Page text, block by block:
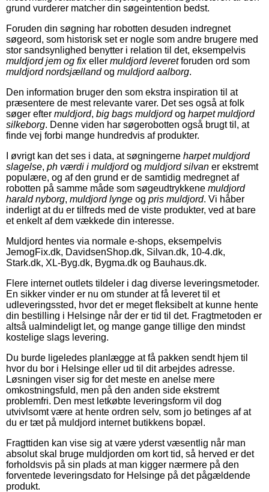
grund vurderer matcher din søgeintention bedst.
Foruden din søgning har robotten desuden indregnet
søgeord, som historisk set er nogle som andre brugere med
stor sandsynlighed benytter i relation til det, eksempelvis
muldjord jem og fixeller muldjord leveretforuden ord som
muldjord nordsjællandog muldjord aalborg.
Den information bruger den som ekstra inspiration til at
præsentere de mest relevante varer. Det ses også at folk
søger efter muldjord, big bags muldjordog harpet muldjord
silkeborg. Denne viden har søgerobotten også brugt til, at
finde vej forbi mange hundredvis af produkter.
I øvrigt kan det ses i data, at søgningerne harpet muldjord
slagelse, ph værdi i muldjordog muldjord silvan er ekstremt
populære, og af den grund er de samtidig medregnet af
robotten på samme måde som søgeudtrykkene muldjord
harald nyborg, muldjord lynge og pris muldjord. Vi håber
inderligt at du er tilfreds med de viste produkter, ved at bare
et enkelt af dem vækkede din interesse.
Muldjord hentes via normale e-shops, eksempelvis
JemogFix.dk, DavidsenShop.dk, Silvan.dk, 10-4.dk,
Stark.dk, XL-Byg.dk, Bygma.dk og Bauhaus.dk.
Flere internet outlets tildeler i dag diverse leveringsmetoder.
En sikker vinder er nu om stunder at få leveret til et
udleveringssted, hvor det er meget fleksibelt at kunne hente
din bestilling i Helsinge når der er tid til det. Fragtmetoden er
altså ualmindeligt let, og mange gange tillige den mindst
kostelige slags levering.
Du burde ligeledes planlægge at få pakken sendt hjem til
hvor du bor i Helsinge eller ud til dit arbejdes adresse.
Løsningen viser sig for det meste en anelse mere
omkostningsfuld, men på den anden side ekstremt
problemfri. Den mest letkøbte leveringsform vil dog
utvivlsomt være at hente ordren selv, som jo betinges af at
du er tæt på muldjord internet butikkens bopæl.
Fragttiden kan vise sig at være yderst væsentlig når man
absolut skal bruge muldjorden om kort tid, så herved er det
forholdsvis på sin plads at man kigger nærmere på den
forventede leveringsdato for Helsinge på det pågældende
produkt.